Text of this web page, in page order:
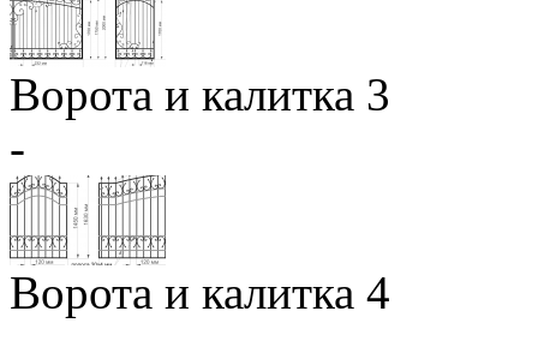
Ворота и калитка 3
-
Ворота и калитка 4